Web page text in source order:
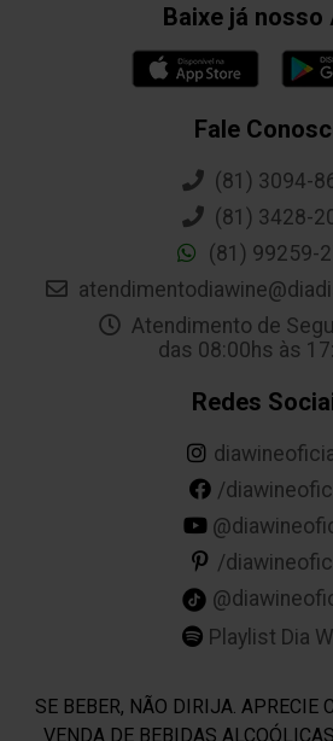
Baixe já nosso
Fale
(81) 3094-
(81) 3428-
(81) 99259-
Atendimento de
das 08:00hs às
Redes
/
/
Playlist Dia
SE BEBER, NÃO DIRIJA. APRECIE
VENDA DE BEBIDAS